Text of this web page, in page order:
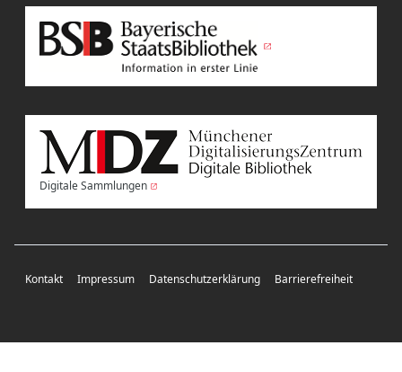
Digitale Sammlungen
Kontakt Impressum Datenschutzerklärung Barrierefreiheit